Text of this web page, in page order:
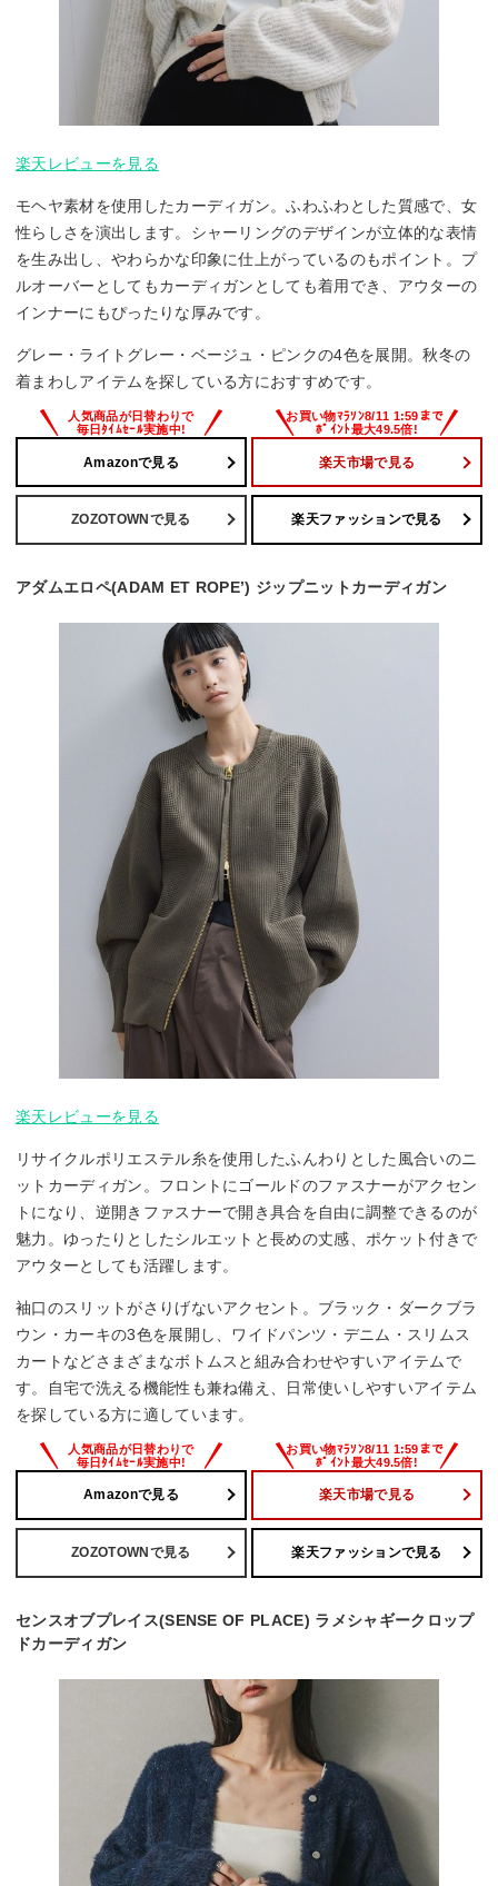
楽天レビューを見る
モヘヤ素材を使用したカーディガン。ふわふわとした質感で、女
性らしさを演出します。シャーリングのデザインが立体的な表情
を生み出し、やわらかな印象に仕上がっているのもポイント。プ
ルオーバーとしてもカーディガンとしても着用でき、アウターの
インナーにもぴったりな厚みです。
グレー・ライトグレー・ベージュ・ピンクの4色を展開。秋冬の
着まわしアイテムを探している方におすすめです。
Amazonで見る 楽天市場で見る
ZOZOTOWNで見る 楽天ファッションで見る
アダムエロペ(ADAM ET ROPE’) ジップニットカーディガン
楽天レビューを見る
リサイクルポリエステル糸を使用したふんわりとした風合いのニ
ットカーディガン。フロントにゴールドのファスナーがアクセン
トになり、逆開きファスナーで開き具合を自由に調整できるのが
魅力。ゆったりとしたシルエットと長めの丈感、ポケット付きで
アウターとしても活躍します。
袖口のスリットがさりげないアクセント。ブラック・ダークブラ
ウン・カーキの3色を展開し、ワイドパンツ・デニム・スリムス
カートなどさまざまなボトムスと組み合わせやすいアイテムで
す。自宅で洗える機能性も兼ね備え、日常使いしやすいアイテム
を探している方に適しています。
Amazonで見る 楽天市場で見る
ZOZOTOWNで見る 楽天ファッションで見る
センスオブプレイス(SENSE OF PLACE) ラメシャギークロップ
ドカーディガン